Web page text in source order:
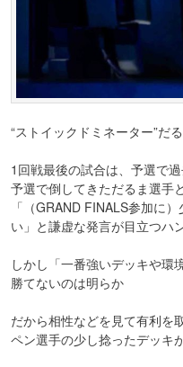
“ストイックドミネーター”だ
1回戦最後の試合は、予選で
予選で倒してきただるま選⼿
「（GRAND FINALS参加に
い」と謙虚な発⾔が⽬⽴つハ
しかし「⼀番強いデッキや環
勝てないのは明らか
だから相性などを⾒て有利を
ペン選⼿の少し捻ったデッキ